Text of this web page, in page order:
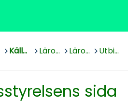
Källhagens skola åk 7-9 Läroplanen Läroplanslänkar LP2016 Utbildningsstyrelsens sida gällande grundläggande utbildning
sida